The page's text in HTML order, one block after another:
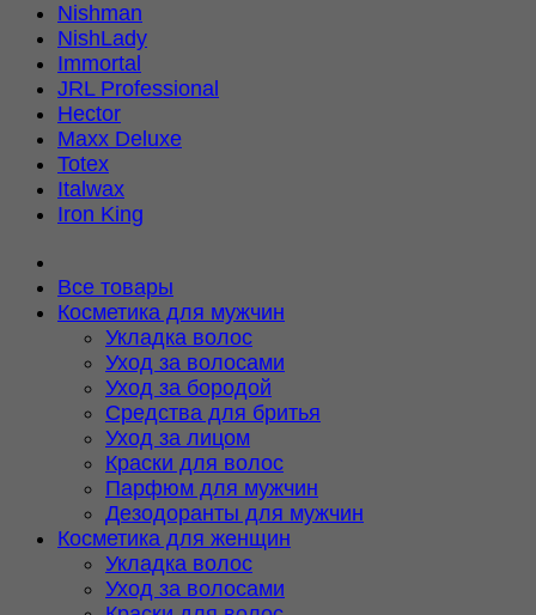
Nishman
NishLady
Immortal
JRL Professional
Hector
Maxx Deluxe
Totex
Italwax
Iron King
Все товары
Косметика для мужчин
Укладка волос
Уход за волосами
Уход за бородой
Средства для бритья
Уход за лицом
Краски для волос
Парфюм для мужчин
Дезодоранты для мужчин
Косметика для женщин
Укладка волос
Уход за волосами